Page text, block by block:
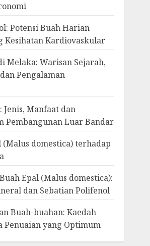
Potensi Buah Harian
Kesihatan Kardiovaskular
Melaka: Warisan Sejarah,
Pengalaman
Manfaat dan
Pembangunan Luar Bandar
(Malus domestica) terhadap
Epal (Malus domestica):
dan Sebatian Polifenol
Buah-buahan: Kaedah
Penuaian yang Optimum